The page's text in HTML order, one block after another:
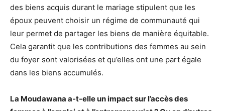
des biens acquis durant le mariage stipulent que les
époux peuvent choisir un régime de communauté qui
leur permet de partager les biens de manière équitable.
Cela garantit que les contributions des femmes au sein
du foyer sont valorisées et qu’elles ont une part égale
dans les biens accumulés.
La Moudawana a-t-elle un impact sur l’accès des